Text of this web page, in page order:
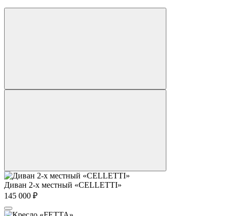
Диван 2-х местный «CELLETTI»
145 000 ₽